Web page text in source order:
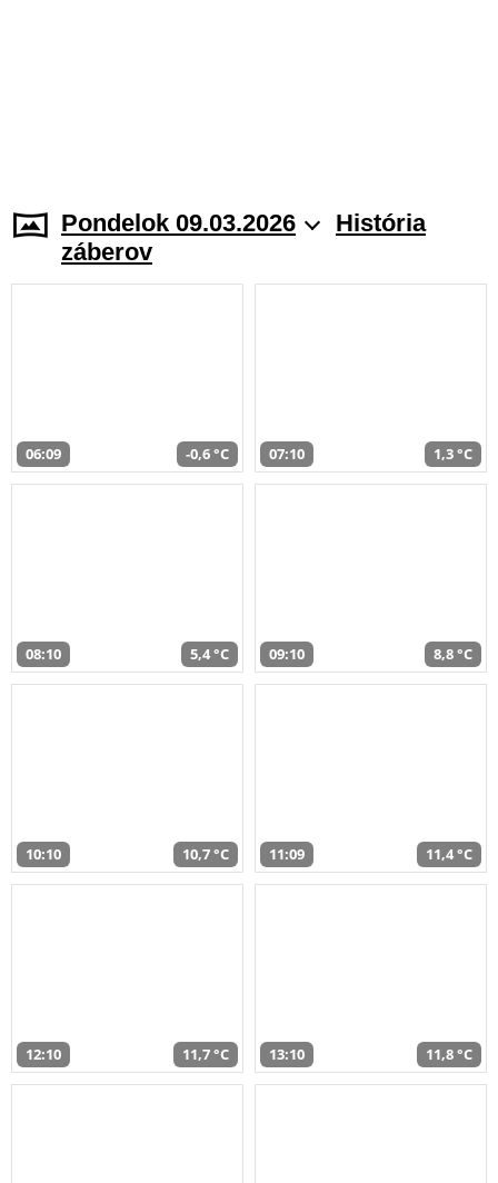
Pondelok 09.03.2026
História
záberov
06:09 -0,6 °C 07:10 1,3 °C
08:10 5,4 °C 09:10 8,8 °C
10:10 10,7 °C 11:09 11,4 °C
12:10 11,7 °C 13:10 11,8 °C